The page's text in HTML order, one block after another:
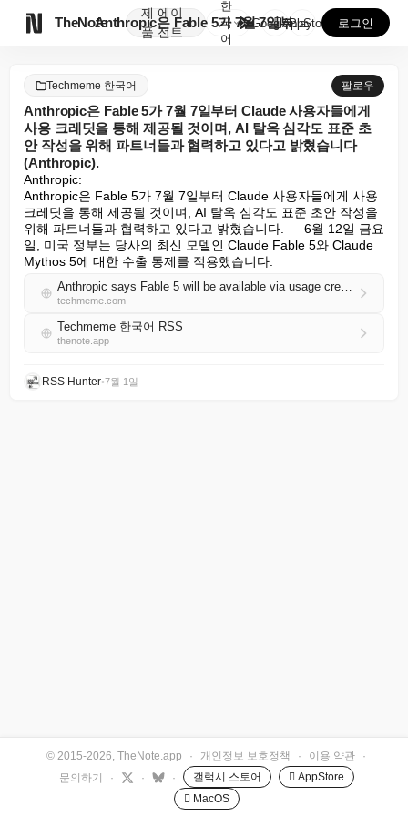
TheNote
제
품
에이
전트
Anthropic은 Fable 5가 7월 7일부터 Cl...
한
국
어
GooglePlay
AppStore 로그인
Techmeme 한국어 팔로우
Anthropic은 Fable 5가 7월 7일부터 Claude 사용자들에게
사용 크레딧을 통해 제공될 것이며, AI 탈옥 심각도 표준 초
안 작성을 위해 파트너들과 협력하고 있다고 밝혔습니다
(Anthropic).
Anthropic:
Anthropic은 Fable 5가 7월 7일부터 Claude 사용자들에게 사용
크레딧을 통해 제공될 것이며, AI 탈옥 심각도 표준 초안 작성을
위해 파트너들과 협력하고 있다고 밝혔습니다. — 6월 12일 금요
일, 미국 정부는 당사의 최신 모델인 Claude Fable 5와 Claude
Mythos 5에 대한 수출 통제를 적용했습니다.
Anthropic says Fable 5 will be available via usage credits for Claude users from July 7, and is working with partners to draft an AI jailbreak severity standard (Anthropic)
techmeme.com
Techmeme 한국어 RSS
thenote.app
RSS Hunter•7월 1일
© 2015-2026, TheNote.app · 개인정보 보호정책 · 이용 약관
·
문의하기
· · · 갤럭시 스토어
 AppStore
 MacOS